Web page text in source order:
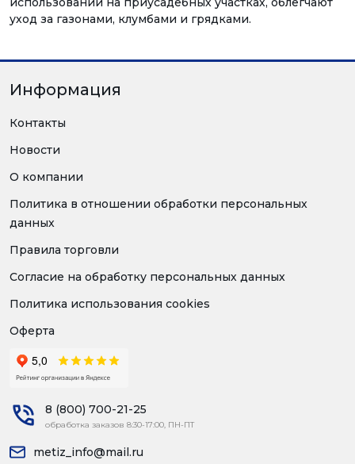
уход за газонами, клумбами и грядками.
Информация
Контакты
Новости
О компании
Политика в отношении обработки персональных
данных
Правила торговли
Согласие на обработку персональных данных
Политика использования cookies
Оферта
8 (800) 700-21-25
обработка заказов 8:30-17:00, ПН-ПТ
metiz_info@mail.ru